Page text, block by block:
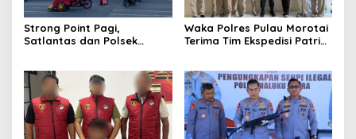
Strong Point Pagi,
Satlantas dan Polsek
serta Keselamatan Berlalu
Lintas
Waka Polres Pulau Morotai
Terima Tim Ekspedisi Patriot
Wilayah Morotai